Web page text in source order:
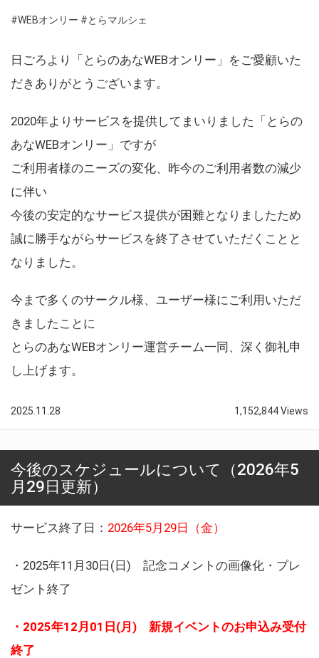
#WEBオンリー #とらマルシェ
日ごろより「とらのあなWEBオンリー」をご愛顧いた
だきありがとうございます。
2020年よりサービスを提供してまいりました「とらの
あなWEBオンリー」ですが
ご利用者様のニーズの変化、昨今のご利用者数の減少
に伴い
今後の安定的なサービス提供が困難となりましたため
誠に勝手ながらサービスを終了させていただくことと
なりました。
今まで多くのサークル様、ユーザー様にご利用いただ
きましたことに
とらのあなWEBオンリー運営チーム一同、深く御礼申
し上げます。
2025.11.28 1,152,844 Views
今後のスケジュールについて（2026年5
月29日更新）
サービス終了日： 2026年5月29日（金）
・2025年11月30日(日) 記念コメントの画像化・プレ
ゼント終了
・2025年12月01日(月) 新規イベントのお申込み受付
終了